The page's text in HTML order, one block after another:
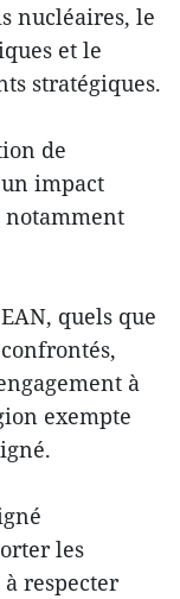
nucléaires, le
et le
stratégiques.
de
impact
quels que
à
exempte
les
respecter